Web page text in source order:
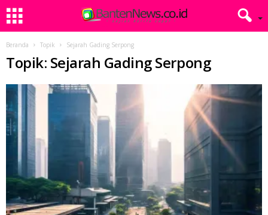
Beranda Topik Sejarah Gading Serpong
Topik: Sejarah Gading Serpong